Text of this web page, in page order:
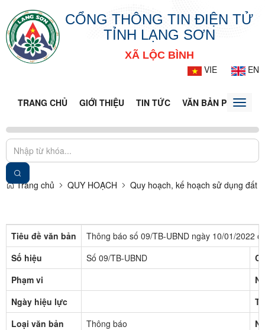
CỔNG THÔNG TIN ĐIỆN TỬ
TỈNH LẠNG SƠN
XÃ LỘC BÌNH
VIE
EN
TRANG CHỦ GIỚI THIỆU TIN TỨC VĂN BẢN PHÁPToggle
Trang chủ QUY HOẠCH Quy hoạch, kế hoạch sử dụng đất
Tiêu đề văn bản
Thông báo số 09/TB-UBND ngày 10/01/2022
Số hiệu
Số 09/TB-UBND
Phạm vi
Ngày hiệu lực
Loại văn bản
Thông báo